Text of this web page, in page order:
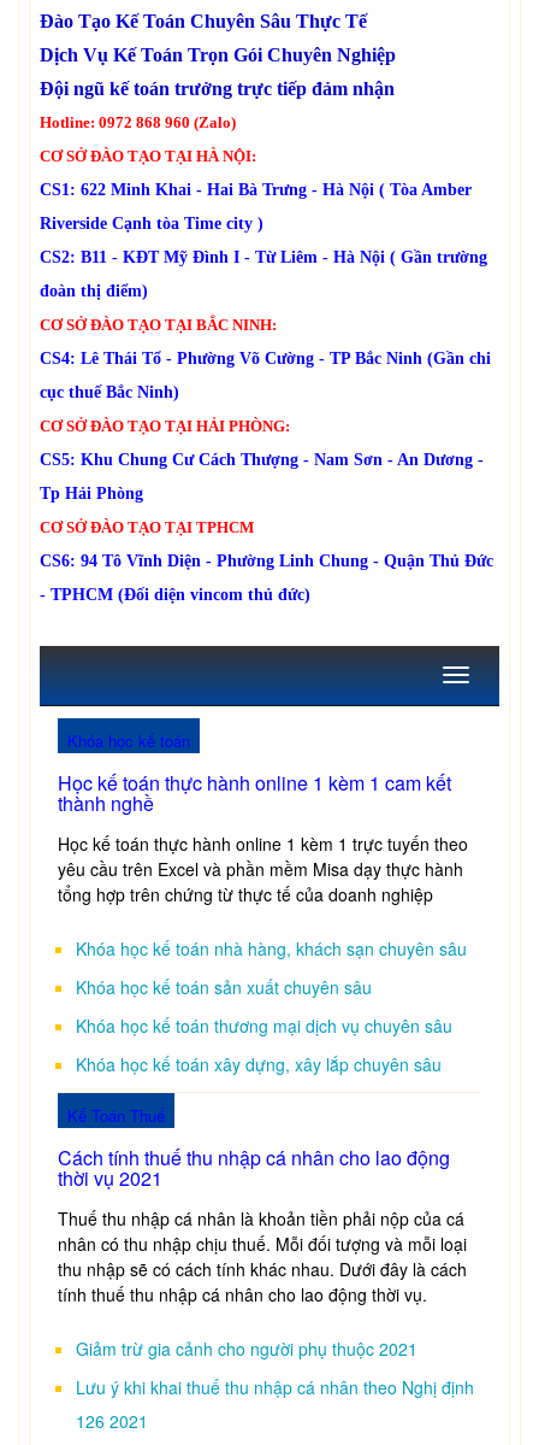
Đào Tạo Kế Toán Chuyên Sâu Thực Tế
Dịch Vụ Kế Toán Trọn Gói Chuyên Nghiệp
Đội ngũ kế toán trưởng trực tiếp đảm nhận
Hotline: 0972 868 960 (Zalo)
CƠ SỞ ĐÀO TẠO TẠI HÀ NỘI:
CS1: 622 Minh Khai - Hai Bà Trưng - Hà Nội ( Tòa Amber
Riverside Cạnh tòa Time city )
CS2: B11 - KĐT Mỹ Đình I - Từ Liêm - Hà Nội ( Gần trường
đoàn thị điểm)
CƠ SỞ ĐÀO TẠO TẠI BẮC NINH:
CS4: Lê Thái Tổ - Phường Võ Cường - TP Bắc Ninh (Gần chi
cục thuế Bắc Ninh)
CƠ SỞ ĐÀO TẠO TẠI HẢI PHÒNG:
CS5: Khu Chung Cư Cách Thượng - Nam Sơn - An Dương -
Tp Hải Phòng
CƠ SỞ ĐÀO TẠO TẠI TPHCM
CS6: 94 Tô Vĩnh Diện - Phường Linh Chung - Quận Thủ Đức
- TPHCM (Đối diện vincom thủ đức)
Toggle
Khóa học kế toán
Học kế toán thực hành online 1 kèm 1 cam kết
thành nghề
Học kế toán thực hành online 1 kèm 1 trực tuyến theo
yêu cầu trên Excel và phần mềm Misa dạy thực hành
tổng hợp trên chứng từ thực tế của doanh nghiệp
Khóa học kế toán nhà hàng, khách sạn chuyên sâu
Khóa học kế toán sản xuất chuyên sâu
Khóa học kế toán thương mại dịch vụ chuyên sâu
Khóa học kế toán xây dựng, xây lắp chuyên sâu
Kế Toán Thuế
Cách tính thuế thu nhập cá nhân cho lao động
thời vụ 2021
Thuế thu nhập cá nhân là khoản tiền phải nộp của cá
nhân có thu nhập chịu thuế. Mỗi đối tượng và mỗi loại
thu nhập sẽ có cách tính khác nhau. Dưới đây là cách
tính thuế thu nhập cá nhân cho lao động thời vụ.
Giảm trừ gia cảnh cho người phụ thuộc 2021
Lưu ý khi khai thuế thu nhập cá nhân theo Nghị định
126 2021